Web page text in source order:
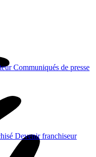
Communiqués de presse
Devenir franchiseur